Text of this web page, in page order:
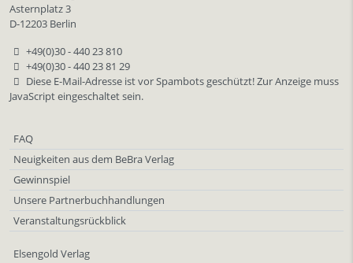
Asternplatz 3
D-12203 Berlin
+49(0)30 - 440 23 810
+49(0)30 - 440 23 81 29
Diese E-Mail-Adresse ist vor Spambots geschützt! Zur Anzeige muss
JavaScript eingeschaltet sein.
FAQ
Neuigkeiten aus dem BeBra Verlag
Gewinnspiel
Unsere Partnerbuchhandlungen
Veranstaltungsrückblick
Elsengold Verlag